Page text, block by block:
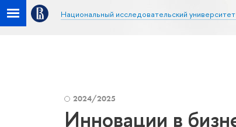
Национальный исследовательский
2024/2025
Инновации в